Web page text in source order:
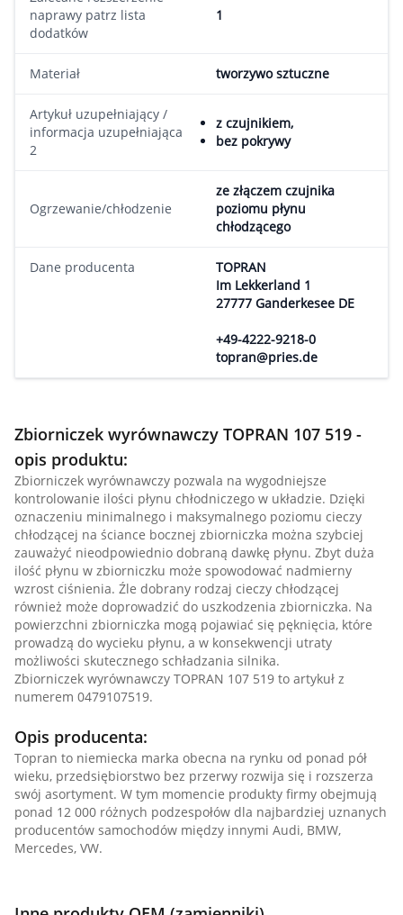
naprawy patrz lista
dodatków
1
Materiał tworzywo sztuczne
Artykuł uzupełniający /
informacja uzupełniająca
2
z czujnikiem,
bez pokrywy
Ogrzewanie/chłodzenie
ze złączem czujnika
poziomu płynu
chłodzącego
Dane producenta
TOPRAN
Im Lekkerland 1
27777 Ganderkesee DE
+49-4222-9218-0
topran@pries.de
Zbiorniczek wyrównawczy TOPRAN 107 519 -
opis produktu:
Zbiorniczek wyrównawczy pozwala na wygodniejsze
kontrolowanie ilości płynu chłodniczego w układzie. Dzięki
oznaczeniu minimalnego i maksymalnego poziomu cieczy
chłodzącej na ściance bocznej zbiorniczka można szybciej
zauważyć nieodpowiednio dobraną dawkę płynu. Zbyt duża
ilość płynu w zbiorniczku może spowodować nadmierny
wzrost ciśnienia. Źle dobrany rodzaj cieczy chłodzącej
również może doprowadzić do uszkodzenia zbiorniczka. Na
powierzchni zbiorniczka mogą pojawiać się pęknięcia, które
prowadzą do wycieku płynu, a w konsekwencji utraty
możliwości skutecznego schładzania silnika.
Zbiorniczek wyrównawczy TOPRAN 107 519 to artykuł z
numerem 0479107519.
Opis producenta:
Topran to niemiecka marka obecna na rynku od ponad pół
wieku, przedsiębiorstwo bez przerwy rozwija się i rozszerza
swój asortyment. W tym momencie produkty firmy obejmują
ponad 12 000 różnych podzespołów dla najbardziej uznanych
producentów samochodów między innymi Audi, BMW,
Mercedes, VW.